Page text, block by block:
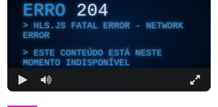
ERRO204
HLS.JS FATAL ERROR - NETWORK
ERROR
ESTE CONTEÚDO ESTÁ NESTE
MOMENTO INDISPONÍVEL